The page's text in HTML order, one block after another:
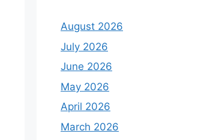
August 2026
July 2026
June 2026
May 2026
April 2026
March 2026